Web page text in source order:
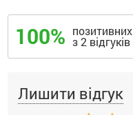
100% позитивних
з 2 відгуків
Лишити відгук